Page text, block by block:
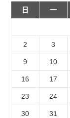
日
一
2 3
9 10
16 17
23 24
30
31